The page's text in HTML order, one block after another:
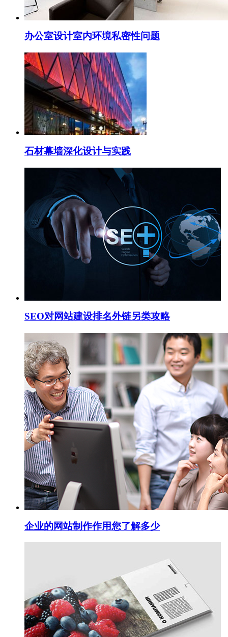
办公室设计室内环境私密性问题
石材幕墙深化设计与实践
SEO对网站建设排名外链另类攻略
企业的网站制作作用您了解多少